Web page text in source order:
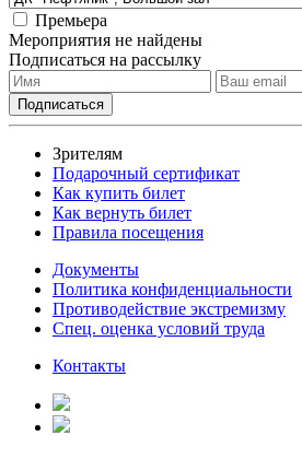
Премьера
Мероприятия не найдены
Подписаться на рассылку
Зрителям
Подарочный сертификат
Как купить билет
Как вернуть билет
Правила посещения
Документы
Политика конфиденциальности
Противодействие экстремизму
Спец. оценка условий труда
Контакты